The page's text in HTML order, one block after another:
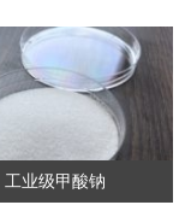
工业级甲酸钠